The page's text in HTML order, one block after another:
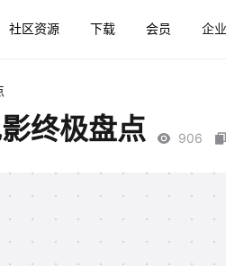
社区资源 下载 会员 企
终极盘点 906